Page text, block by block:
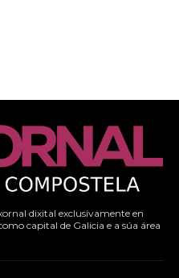
dixital exclusivamente en
capital de Galicia e a súa área